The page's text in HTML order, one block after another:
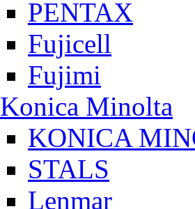
PENTAX
Fujicell
Fujimi
Konica Minolta
KONICA
STALS
Lenmar